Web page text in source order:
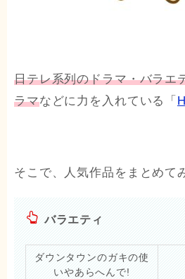
日テレ系列のドラマ・バラエ
ラマなどに力を入れている「
そこで、人気作品をまとめて
バラエティ
ダウンタウンのガキの使
いやあらへんで!